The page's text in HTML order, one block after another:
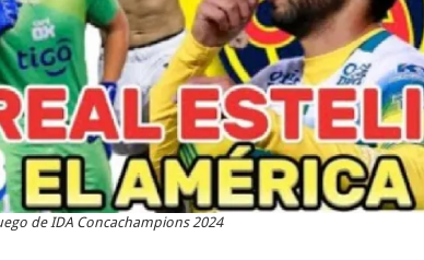
de IDA Concachampions 2024